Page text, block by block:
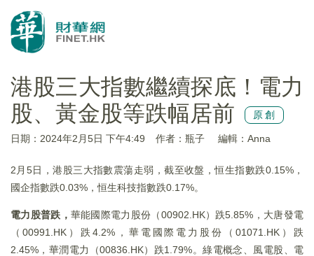
港股三大指數繼續探底！電力
股、黃金股等跌幅居前
原創
日期：2024年2月5日 下午4:49 作者：瓶子 編輯：Anna
2月5日，港股三大指數震蕩走弱，截至收盤，恒生指數跌0.15%，
國企指數跌0.03%，恒生科技指數跌0.17%。
電力股普跌， 華能國際電力股份（00902.HK）跌5.85%，大唐發電
（00991.HK）跌4.2%，華電國際電力股份（01071.HK）跌
2.45%，華潤電力（00836.HK）跌1.79%。綠電概念、風電股、電